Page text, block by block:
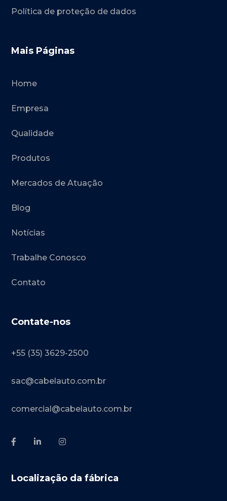
Política de proteção de dados
Mais Páginas
Home
Empresa
Qualidade
Produtos
Mercados de Atuação
Blog
Notícias
Trabalhe Conosco
Contato
Contate-nos
+55 (35) 3629-2500
sac@cabelauto.com.br
comercial@cabelauto.com.br
Localização da fábrica